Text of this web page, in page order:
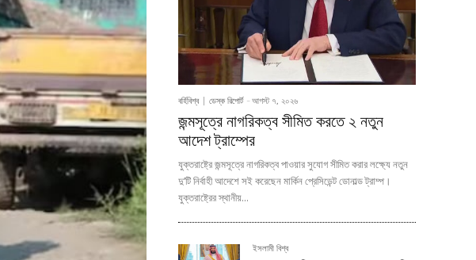
বর্হিবিশ্ব ডেস্ক রিপোর্ট - আগস্ট ৭, ২০২৬
জন্মসূত্রে নাগরিকত্ব সীমিত করতে ২ নতুন
আদেশ ট্রাম্পের
যুক্তরাষ্ট্রে জন্মসূত্রে নাগরিকত্ব পাওয়ার সুযোগ সীমিত করার লক্ষ্যে নতুন
দু’টি নির্বাহী আদেশে সই করেছেন মার্কিন প্রেসিডেন্ট ডোনাল্ড ট্রাম্প।
যুক্তরাষ্ট্রের স্থানীয়...
ইসলামী বিশ্ব